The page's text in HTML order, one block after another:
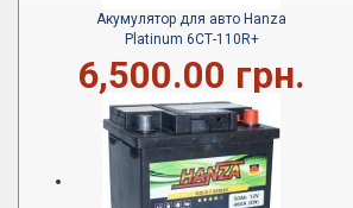
Акумулятор для авто Hanza
Platinum 6СТ-110R+
6,500.00 грн.